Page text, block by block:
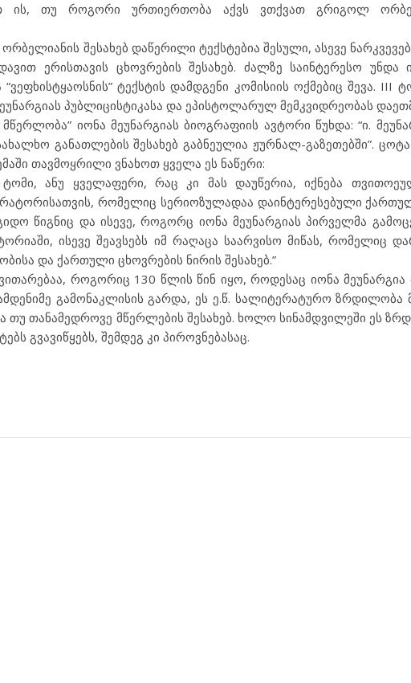
ის, თუ როგორი ურთიერთობა აქვს ვთქვათ გრიგოლ
შესახებ დაწერილი ტექსტებია შესული, ასევე
ერისთავის ცხოვრების შესახებ. ძალზე საინტერესო უნდა
ტექსტის დამდგენი კომისიის ოქმებიც შევა. III
პუბლიცისტიკასა და ეპისტოლარულ მემკვიდრეობას
იონა მეუნარგიას ბიოგრაფიის ავტორი წუხდა: “ი.
განათლების შესახებ გაბნეულია ჟურნალ-გაზეთებში”. ცოტა
თავმოყრილი ვნახოთ ყველა ეს ნაწერი:
ანუ ყველაფერი, რაც კი მას დაუწერია, იქნება
რომელიც სერიოზულადაა დაინტერესებული
წიგნიც და ისევე, როგორც იონა მეუნარგიას პირველმა
ისევე შეავსებს იმ რაღაცა საარვისო მიწას, რომელიც
და ქართული ცხოვრების ნირის შესახებ.”
როგორიც 130 წლის წინ იყო, როდესაც იონა მეუნარგია
გამონაკლისის გარდა, ეს ე.წ. სალიტერატურო ზრდილობა
თანამედროვე მწერლების შესახებ. ხოლო სინამდვილეში ეს
გვავიწყებს, შემდეგ კი პიროვნებასაც.